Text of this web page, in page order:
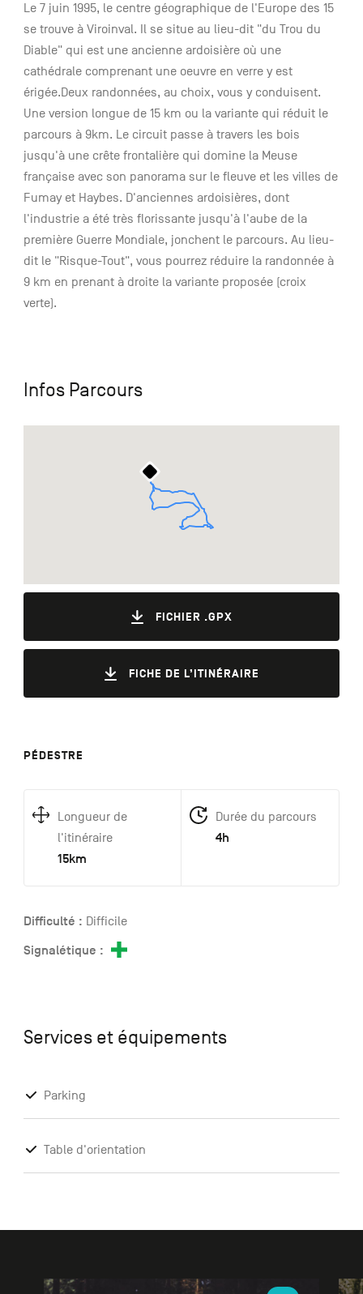
Le 7 juin 1995, le centre géographique de l'Europe des 15
se trouve à Viroinval. Il se situe au lieu-dit "du Trou du
Diable" qui est une ancienne ardoisière où une
cathédrale comprenant une oeuvre en verre y est
érigée.Deux randonnées, au choix, vous y conduisent.
Une version longue de 15 km ou la variante qui réduit le
parcours à 9km. Le circuit passe à travers les bois
jusqu'à une crête frontalière qui domine la Meuse
française avec son panorama sur le fleuve et les villes de
Fumay et Haybes. D'anciennes ardoisières, dont
l'industrie a été très florissante jusqu'à l'aube de la
première Guerre Mondiale, jonchent le parcours. Au lieu-
dit le "Risque-Tout", vous pourrez réduire la randonnée à
9 km en prenant à droite la variante proposée (croix
verte).
Infos Parcours
FICHIER .GPX
FICHE DE L’ITINÉRAIRE
PÉDESTRE
Longueur de
l'itinéraire
15km
Durée du parcours
4h
Difficulté : Difficile
Signalétique :
Services et équipements
Parking
Table d'orientation
Galerie